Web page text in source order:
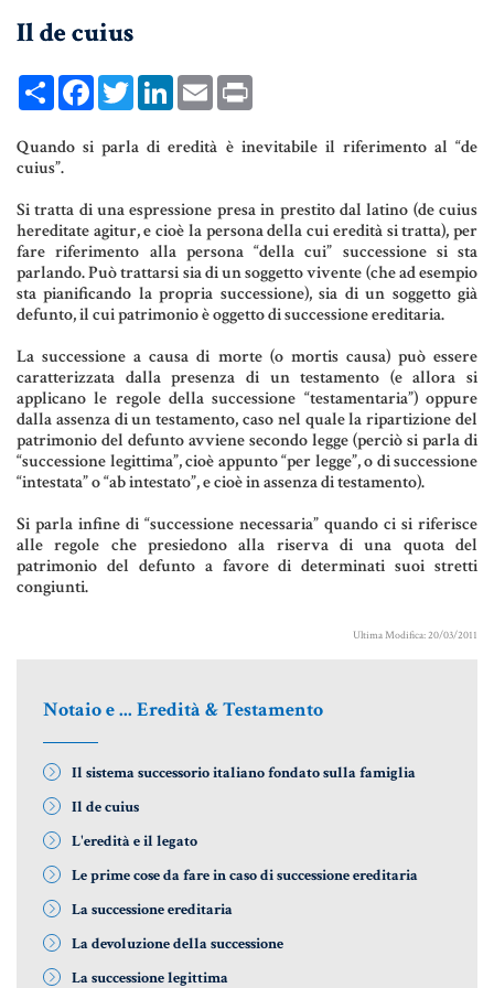
UNIONI CIVILI & CONVIVENZE
EREDITÀ & TESTAMENTO
TESTAMENTO DI VITA
Donazioni, Trust, Tutela del
Patrimonio
DONAZIONI
PATTO DI FAMIGLIA
TRUST E AFFIDAMENTO FIDUCIARIO
TUTELA DEL PATRIMONIO
Aziende e società
Materiale Giuridico
CODICE CIVILE
LE PAROLE DIFFICILI DEL NOTAIO
Il de cuius
ShareFacebookTwitterLinkedInEmail
Quando si parla di eredità è inevitabile il riferimento al “de
cuius”.
Si tratta di una espressione presa in prestito dal latino (de cuius
hereditate agitur, e cioè la persona della cui eredità si tratta), per
fare riferimento alla persona “della cui” successione si sta
parlando. Può trattarsi sia di un soggetto vivente (che ad esempio
sta pianificando la propria successione), sia di un soggetto già
defunto, il cui patrimonio è oggetto di successione ereditaria.
La successione a causa di morte (o mortis causa) può essere
caratterizzata dalla presenza di un testamento (e allora si
applicano le regole della successione “testamentaria”) oppure
dalla assenza di un testamento, caso nel quale la ripartizione del
patrimonio del defunto avviene secondo legge (perciò si parla di
“successione legittima”, cioè appunto “per legge”, o di successione
“intestata” o “ab intestato”, e cioè in assenza di testamento).
Si parla infine di “successione necessaria” quando ci si riferisce
alle regole che presiedono alla riserva di una quota del
patrimonio del defunto a favore di determinati suoi stretti
congiunti.
Ultima Modifica: 20/03/2011
Notaio e ... Eredità & Testamento
Il sistema successorio italiano fondato sulla famiglia
Il de cuius
L'eredità e il legato
Le prime cose da fare in caso di successione ereditaria
La successione ereditaria
La devoluzione della successione
La successione legittima